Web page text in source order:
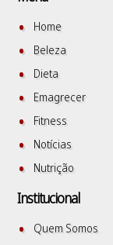
Home
Beleza
Dieta
Emagrecer
Fitness
Notícias
Nutrição
Institucional
Quem Somos